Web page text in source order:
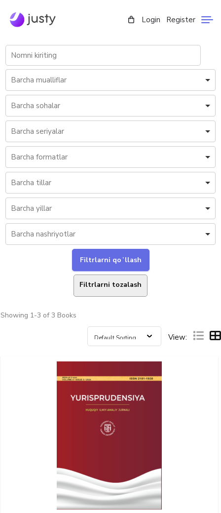
Login Register
Filtrlarni tozalash
Showing 1-3 of 3 Books
View: